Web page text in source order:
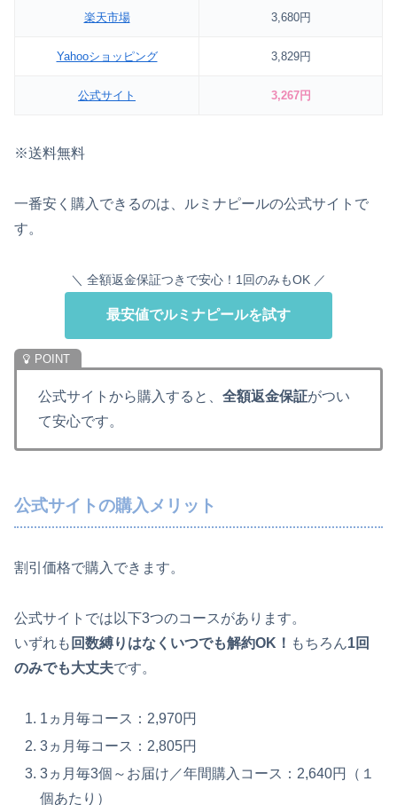
楽天市場 3,680円
Yahooショッピング 3,829円
公式サイト 3,267円
※送料無料
一番安く購入できるのは、ルミナピールの公式サイトで
す。
＼ 全額返金保証つきで安心！1回のみもOK ／
最安値でルミナピールを試す
公式サイトから購入すると、 全額返金保証がつい
て安心です。
公式サイトの購入メリット
割引価格で購入できます。
公式サイトでは以下3つのコースがあります。
いずれも 回数縛りはなくいつでも解約OK！ もちろん1回
のみでも大丈夫です。
1ヵ月毎コース：2,970円
3ヵ月毎コース：2,805円
3ヵ月毎3個～お届け／年間購入コース：2,640円（１
個あたり）